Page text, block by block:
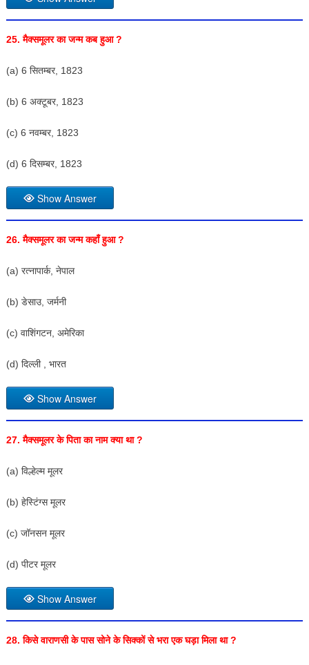
25. मैक्समूलर का जन्म कब हुआ ?
(a) 6 सितम्बर, 1823
(b) 6 अक्टूबर, 1823
(c) 6 नवम्बर, 1823
(d) 6 दिसम्बर, 1823
Show Answer
26. मैक्समूलर का जन्म कहाँ हुआ ?
(a) रत्नापार्क, नेपाल
(b) डेसाउ, जर्मनी
(c) वाशिंगटन, अमेरिका
(d) दिल्ली , भारत
Show Answer
27. मैक्समूलर के पिता का नाम क्या था ?
(a) विल्हेल्म मूलर
(b) हेस्टिंग्स मूलर
(c) जॉनसन मूलर
(d) पीटर मूलर
Show Answer
28. किसे वाराणसी के पास सोने के सिक्कों से भरा एक घड़ा मिला था ?